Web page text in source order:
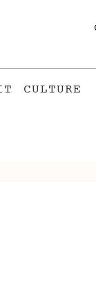
CULTURE